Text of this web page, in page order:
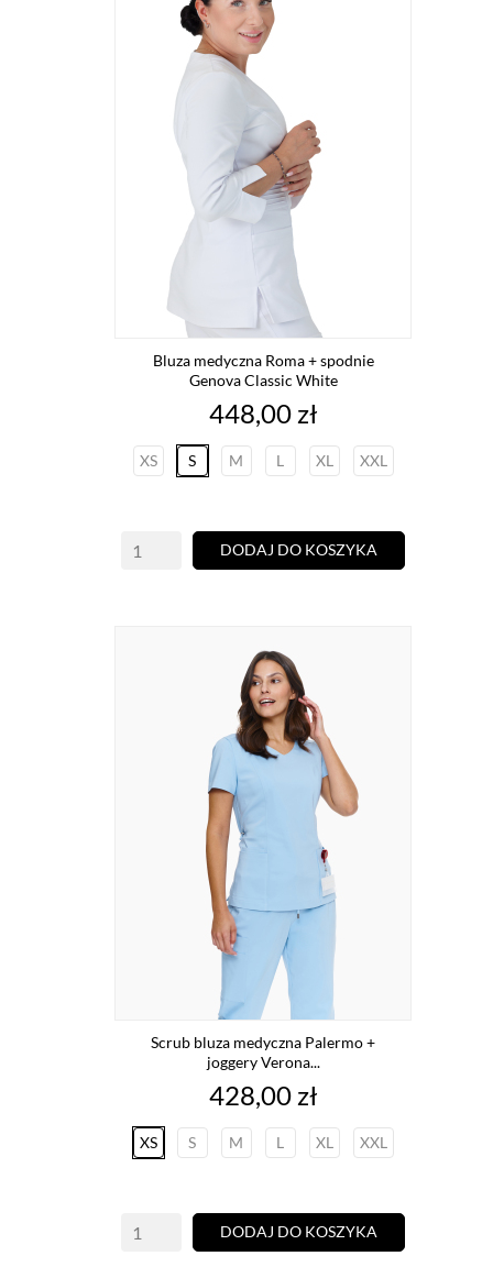
Bluza medyczna Roma + spodnie
Genova Classic White
Cena
448,00 zł
XS S M L XL XXL
DODAJ DO KOSZYKA
Scrub bluza medyczna Palermo +
joggery Verona...
Cena
428,00 zł
XS S M L XL XXL
DODAJ DO KOSZYKA